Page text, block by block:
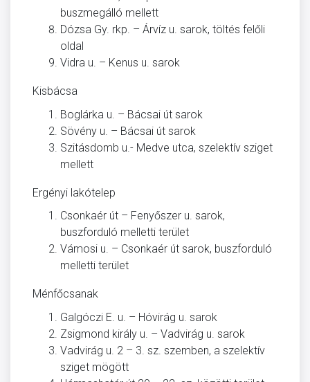
buszmegálló mellett
Dózsa Gy. rkp. – Árvíz u. sarok, töltés felőli
oldal
Vidra u. – Kenus u. sarok
Kisbácsa
Boglárka u. – Bácsai út sarok
Sövény u. – Bácsai út sarok
Szitásdomb u.- Medve utca, szelektív sziget
mellett
Ergényi lakótelep
Csonkaér út – Fenyőszer u. sarok,
buszforduló melletti terület
Vámosi u. – Csonkaér út sarok, buszforduló
melletti terület
Ménfőcsanak
Galgóczi E. u. – Hóvirág u. sarok
Zsigmond király u. – Vadvirág u. sarok
Vadvirág u. 2 – 3. sz. szemben, a szelektív
sziget mögött